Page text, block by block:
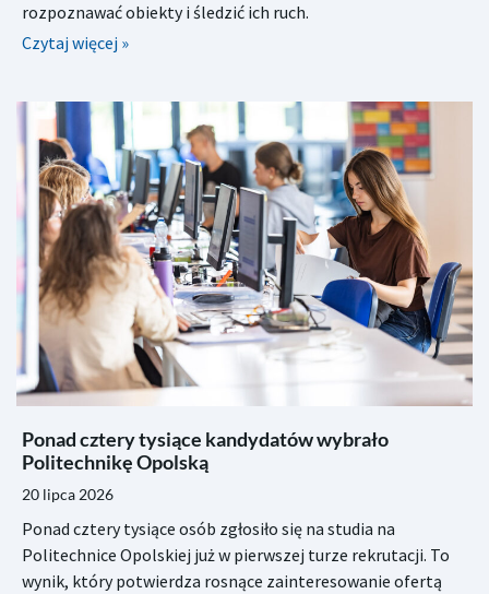
rozpoznawać obiekty i śledzić ich ruch.
Czytaj więcej »
Ponad cztery tysiące kandydatów wybrało
Politechnikę Opolską
20 lipca 2026
Ponad cztery tysiące osób zgłosiło się na studia na
Politechnice Opolskiej już w pierwszej turze rekrutacji. To
wynik, który potwierdza rosnące zainteresowanie ofertą